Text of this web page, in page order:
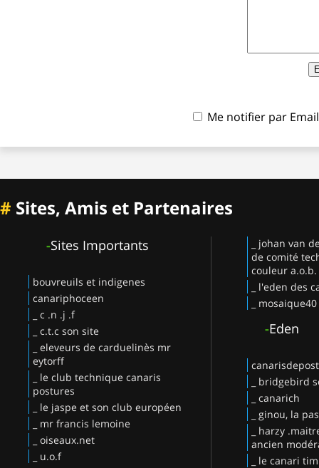
Me notifier par
# Sites, Amis et Partenaires
-Sites Importants
bouvreuils et indigenes
canariphoceen
_ c .n .j .f
_ c.t.c son site
_ eleveurs de carduelinès mr
eytorff
_ le club technique canaris
postures
_ le jaspe et son club européen
_ mr francis lemoine
_ oiseaux.net
_ u.o.f
_ johan van
de comité
couleur a.o.b.
_ l'eden des
_ mosaique40
-Eden
_ bridgebird
_ canarich
_ ginou, la
_ harzy
ancien
_ le canari